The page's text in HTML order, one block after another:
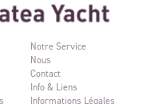
Notre Service
Nous
Contact
Info & Liens
Informations Légales